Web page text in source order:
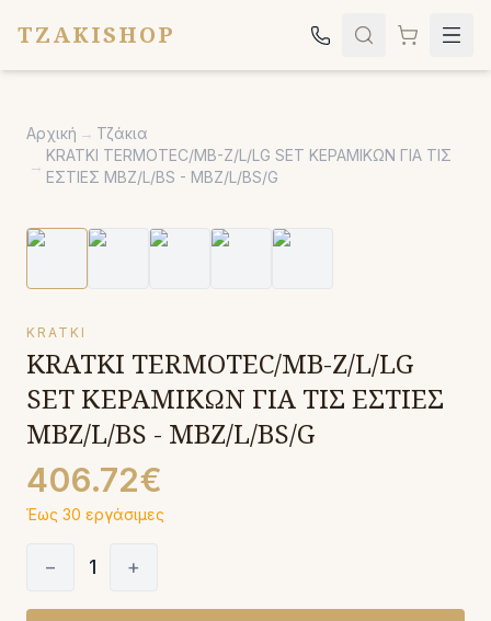
TZAKISHOP
Σόμπες
Ψησταριές
Κήπος
Επικοινωνία
Καλέστε μας:2651042024
Αρχική → Τζάκια
→
KRATKI TERMOTEC/MB-Z/L/LG SET ΚΕΡΑΜΙΚΩΝ ΓΙΑ ΤΙΣ
ΕΣΤΙΕΣ MBZ/L/BS - MBZ/L/BS/G
KRATKI
KRATKI TERMOTEC/MB-Z/L/LG
SET ΚΕΡΑΜΙΚΩΝ ΓΙΑ ΤΙΣ ΕΣΤΙΕΣ
MBZ/L/BS - MBZ/L/BS/G
406.72€
Έως 30 εργάσιμες
− 1 +